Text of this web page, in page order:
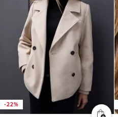
-22%